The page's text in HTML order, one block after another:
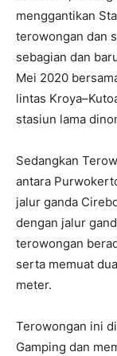
menggantikan
terowongan dan
sebagian dan
Mei 2020
lintas
stasiun lama
Sedangkan
antara
jalur ganda
dengan jalur
terowongan
serta memuat
meter.
Terowongan ini
Gamping dan